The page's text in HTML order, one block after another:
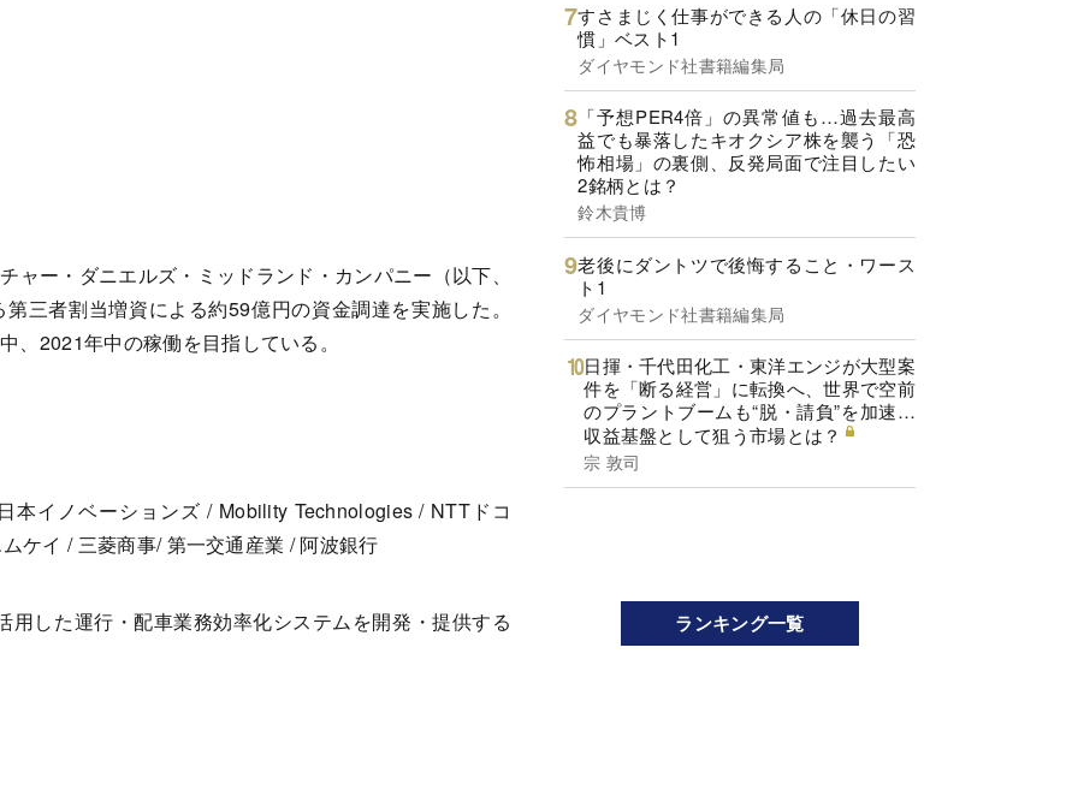
ー・ダニエルズ・ミッドランド・カンパニー（以下、
三者割当増資による約59億円の資金調達を実施した。
2021年中の稼働を目指している。
イノベーションズ / Mobility Technologies / NTTドコ
ケイ / 三菱商事/ 第一交通産業 / 阿波銀行
した運行・配車業務効率化システムを開発・提供する
すさまじく仕事ができる人の「休日の習
慣」ベスト1
ダイヤモンド社書籍編集局
「予想PER4倍」の異常値も…過去最高
益でも暴落したキオクシア株を襲う「恐
怖相場」の裏側、反発局面で注目したい
2銘柄とは？
鈴木貴博
老後にダントツで後悔すること・ワース
ト1
ダイヤモンド社書籍編集局
日揮・千代田化工・東洋エンジが大型案
件を「断る経営」に転換へ、世界で空前
のプラントブームも“脱・請負”を加速…
収益基盤として狙う市場とは？
宗 敦司
ランキング一覧